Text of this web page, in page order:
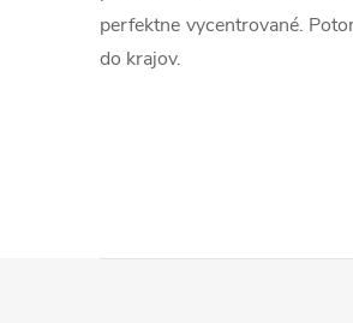
perfektne vycentrované.
do krajov.